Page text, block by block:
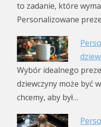
to zadanie, które
Personalizowane
Wybór idealnego
dziewczyny może być
chcemy, aby był…